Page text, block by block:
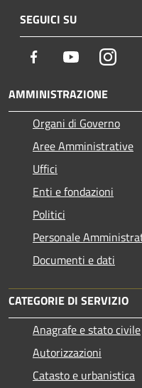
SEGUICI SU
Facebook Youtube
AMMINISTRAZIONE
Organi di Governo
Aree Amministrative
Uffici
Enti e fondazioni
Politici
Personale
Documenti e dati
CATEGORIE DI SERVIZIO
Anagrafe e stato civile
Autorizzazioni
Catasto e urbanistica